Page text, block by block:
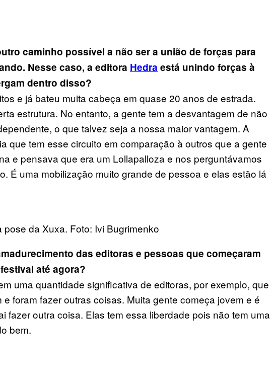
caminho possível a não ser a união de forças para
Nesse caso, a editora Hedra está unindo forças à
dentro disso?
e já bateu muita cabeça em quase 20 anos de estrada.
estrutura. No entanto, a gente tem a desvantagem de não
o que talvez seja a nossa maior vantagem. A
que tem esse circuito em comparação à outros que a gente
e pensava que era um Lollapalloza e nos perguntávamos
É uma mobilização muito grande de pessoa e elas estão lá
da Xuxa. Foto: Ivi Bugrimenko
das editoras e pessoas que começaram
até agora?
uma quantidade significativa de editoras, por exemplo, que
foram fazer outras coisas. Muita gente começa jovem e é
fazer outra coisa. Elas tem essa liberdade pois não tem uma
bem.